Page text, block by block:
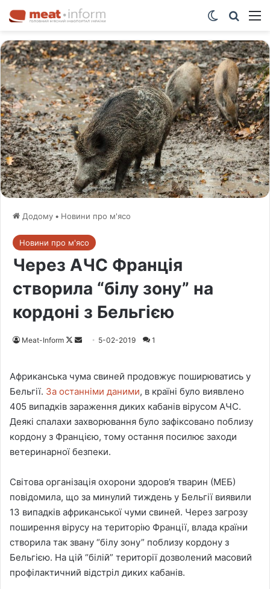
Switch skin
Додому • Новини про м'ясо
Новини про м'ясо
Через АЧС Франція
створила “білу зону” на
кордоні з Бельгією
Meat-Inform
F
l
o
w
o
n
X
a
n
e
m
a
l
5-02-2019 1
Африканська чума свиней продовжує поширюватись у
Бельгії. За останніми даними, в країні було виявлено
405 випадків зараження диких кабанів вірусом АЧС.
Деякі спалахи захворювання було зафіксовано поблизу
кордону з Францією, тому остання посилює заходи
ветеринарної безпеки.
Світова організація охорони здоров’я тварин (МЕБ)
повідомила, що за минулий тиждень у Бельгії виявили
13 випадків африканської чуми свиней. Через загрозу
поширення вірусу на територію Франції, влада країни
створила так звану “білу зону” поблизу кордону з
Бельгією. На цій “білій” території дозволений масовий
профілактичний відстріл диких кабанів.